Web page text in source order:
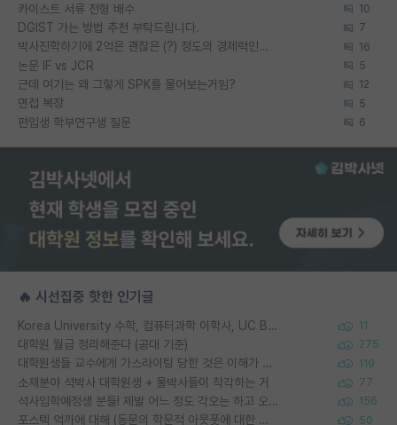
카이스트 서류 전형 배수 10
DGIST 가는 방법 추천 부탁드립니다. 7
박사진학하기에 2억은 괜찮은 (?) 정도의 경제력인가요 16
논문 IF vs JCR 5
근데 여기는 왜 그렇게 SPK를 물어보는거임? 12
면접 복장 5
편입생 학부연구생 질문 6
🔥 시선집중 핫한 인기글
Korea University 수학, 컴퓨터과학 이학사, UC Berkeley 산업공학 대학원 공학박사가 되는 것은 쉽지 않겠죠? 11
대학원 월급 정리해준다 (공대 기준) 275
대학원생들 교수에게 가스라이팅 당한 것은 이해가 갑니다. 안타깝네요. 119
소재분야 석박사 대학원생 + 물박사들이 착각하는 거 77
석사입학예정생 분들! 제발 어느 정도 각오는 하고 오세요. 156
포스텍 억까에 대해 (동문의 학문적 아웃풋에 대한 반박) 50